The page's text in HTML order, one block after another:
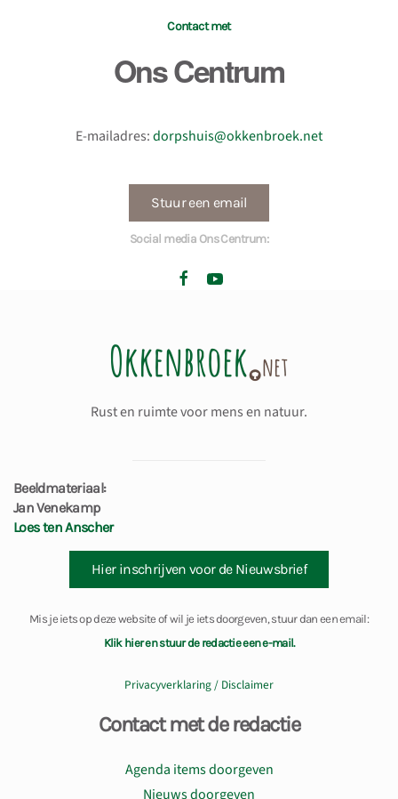
Contact met
Ons Centrum
E-mailadres:dorpshuis@okkenbroek.net
Stuur een email
Social media Ons Centrum:
Rust en ruimte voor mens en natuur.
Beeldmateriaal:
Jan Venekamp
Loes ten Anscher
Hier inschrijven voor de Nieuwsbrief
Mis je iets op deze website of wil je iets doorgeven, stuur dan een email:
Klik hier en stuur de redactie een e-mail.
Privacyverklaring / Disclaimer
Contact met de redactie
Agenda items doorgeven
Nieuws doorgeven